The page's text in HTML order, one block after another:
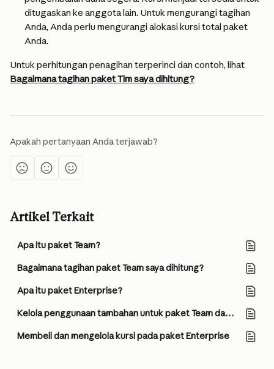
ditugaskan ke anggota lain. Untuk mengurangi tagihan
Anda, Anda perlu mengurangi alokasi kursi total paket
Anda.
Untuk perhitungan penagihan terperinci dan contoh, lihat
Bagaimana tagihan paket Tim saya dihitung?
Apakah pertanyaan Anda terjawab?
Artikel Terkait
Apa itu paket Team?
Bagaimana tagihan paket Team saya dihitung?
Apa itu paket Enterprise?
Kelola penggunaan tambahan untuk paket Team dan Enterprise berbasis kursi
Membeli dan mengelola kursi pada paket Enterprise